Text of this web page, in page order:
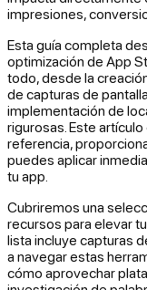
impresiones,
Esta guía completa
optimización de App
todo, desde la
de capturas de
implementación de
rigurosas. Este
referencia,
puedes aplicar
tu app.
Cubriremos una
recursos para elevar
lista incluye capturas
a navegar estas
cómo aprovechar